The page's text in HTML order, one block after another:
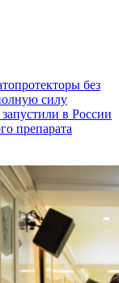
без
силу
в России
препарата